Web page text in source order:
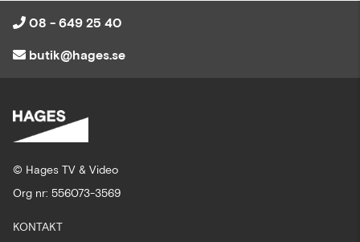
08 - 649 25 40
butik@hages.se
© Hages TV & Video
Org nr: 556073-3569
KONTAKT